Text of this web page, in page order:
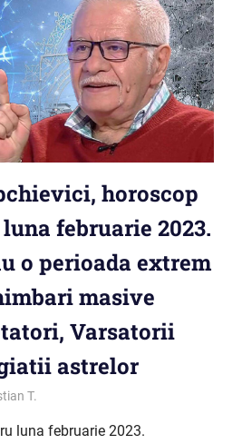
horoscop
februarie 2023.
o perioada extrem
masive
Varsatorii
astrelor
T.
luna februarie 2023.